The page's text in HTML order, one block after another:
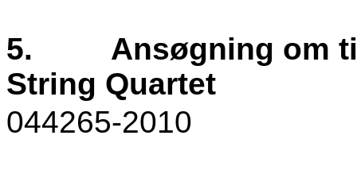
5.
Ansøgning om
String Quartet
044265-2010